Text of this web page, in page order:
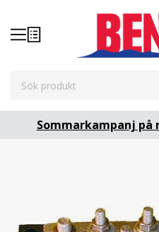
Sommarkampanj